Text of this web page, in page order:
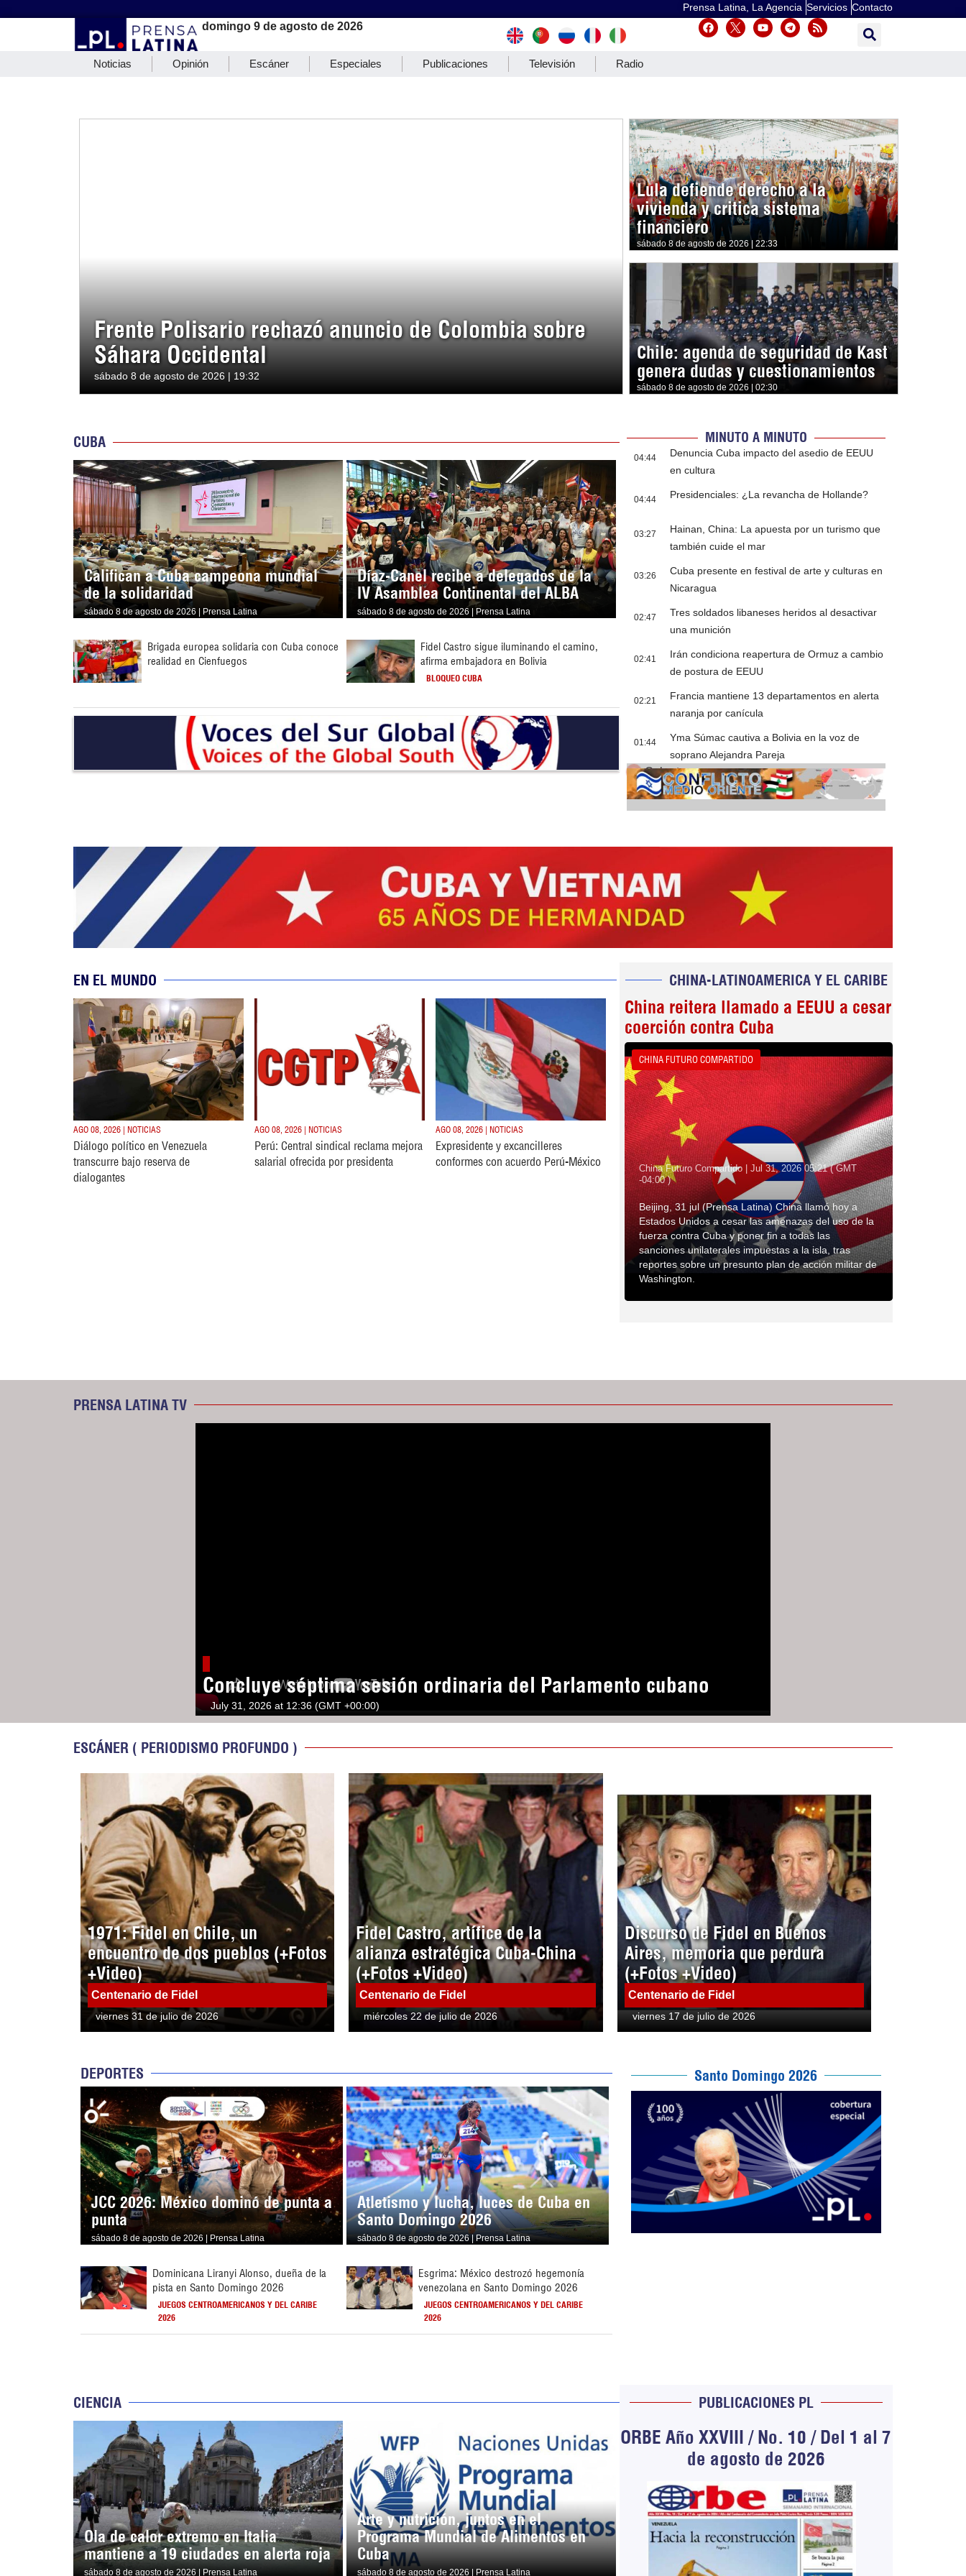
Prensa Latina, La Agencia Servicios Contacto
domingo 9 de agosto de 2026
Noticias Opinión Escáner Especiales Publicaciones Televisión Radio
Frente Polisario rechazó anuncio de Colombia sobre
Sáhara Occidental
sábado 8 de agosto de 2026 | 19:32
Lula defiende derecho a la
vivienda y critica sistema
financiero
sábado 8 de agosto de 2026 | 22:33
Chile: agenda de seguridad de Kast
genera dudas y cuestionamientos
sábado 8 de agosto de 2026 | 02:30
CUBA
Califican a Cuba campeona mundial
de la solidaridad
sábado 8 de agosto de 2026 | Prensa Latina
Díaz-Canel recibe a delegados de la
IV Asamblea Continental del ALBA
sábado 8 de agosto de 2026 | Prensa Latina
Brigada europea solidaria con Cuba conoce
realidad en Cienfuegos
Fidel Castro sigue iluminando el camino,
afirma embajadora en Bolivia
BLOQUEO CUBA
MINUTO A MINUTO
04:44
Denuncia Cuba impacto del asedio de EEUU
en cultura
04:44 Presidenciales: ¿La revancha de Hollande?
03:27
Hainan, China: La apuesta por un turismo que
también cuide el mar
03:26
Cuba presente en festival de arte y culturas en
Nicaragua
02:47
Tres soldados libaneses heridos al desactivar
una munición
02:41
Irán condiciona reapertura de Ormuz a cambio
de postura de EEUU
02:21
Francia mantiene 13 departamentos en alerta
naranja por canícula
01:44
Yma Súmac cautiva a Bolivia en la voz de
soprano Alejandra Pareja
Cobertura
EN EL MUNDO
AGO 08, 2026 | NOTICIAS
Diálogo político en Venezuela
transcurre bajo reserva de
dialogantes
AGO 08, 2026 | NOTICIAS
Perú: Central sindical reclama mejora
salarial ofrecida por presidenta
AGO 08, 2026 | NOTICIAS
Expresidente y excancilleres
conformes con acuerdo Perú-México
CHINA-LATINOAMERICA Y EL CARIBE
China reitera llamado a EEUU a cesar
coerción contra Cuba
CHINA FUTURO COMPARTIDO
China Futuro Compartido | Jul 31, 2026 05:21 ( GMT
-04:00 )
Beijing, 31 jul (Prensa Latina) China llamó hoy a
Estados Unidos a cesar las amenazas del uso de la
fuerza contra Cuba y poner fin a todas las
sanciones unilaterales impuestas a la isla, tras
reportes sobre un presunto plan de acción militar de
Washington.
PRENSA LATINA TV
Concluye séptima sesión ordinaria del Parlamento cubano
July 31, 2026 at 12:36 (GMT +00:00)
ESCÁNER ( PERIODISMO PROFUNDO )
1971: Fidel en Chile, un
encuentro de dos pueblos (+Fotos
+Video)
Centenario de Fidel
viernes 31 de julio de 2026
Fidel Castro, artífice de la
alianza estratégica Cuba-China
(+Fotos +Video)
Centenario de Fidel
miércoles 22 de julio de 2026
Discurso de Fidel en Buenos
Aires, memoria que perdura
(+Fotos +Video)
Centenario de Fidel
viernes 17 de julio de 2026
DEPORTES
JCC 2026: México dominó de punta a
punta
sábado 8 de agosto de 2026 | Prensa Latina
Atletismo y lucha, luces de Cuba en
Santo Domingo 2026
sábado 8 de agosto de 2026 | Prensa Latina
Dominicana Liranyi Alonso, dueña de la
pista en Santo Domingo 2026
JUEGOS CENTROAMERICANOS Y DEL CARIBE
2026
Esgrima: México destrozó hegemonía
venezolana en Santo Domingo 2026
JUEGOS CENTROAMERICANOS Y DEL CARIBE
2026
Santo Domingo 2026
CIENCIA
Ola de calor extremo en Italia
mantiene a 19 ciudades en alerta roja
sábado 8 de agosto de 2026 | Prensa Latina
Arte y nutrición, juntos en el
Programa Mundial de Alimentos en
Cuba
sábado 8 de agosto de 2026 | Prensa Latina
PUBLICACIONES PL
ORBE Año XXVIII / No. 10 / Del 1 al 7
de agosto de 2026